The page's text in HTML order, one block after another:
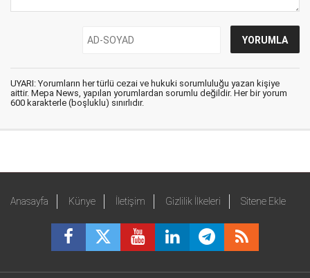
UYARI: Yorumların her türlü cezai ve hukuki sorumluluğu yazan kişiye
aittir. Mepa News, yapılan yorumlardan sorumlu değildir. Her bir yorum
600 karakterle (boşluklu) sınırlıdır.
Anasayfa Künye İletişim Gizlilik İlkeleri Sitene Ekle